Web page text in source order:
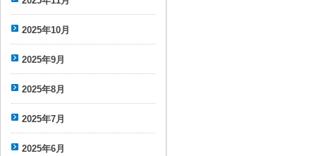
2025年10月
2025年9月
2025年8月
2025年7月
2025年6月